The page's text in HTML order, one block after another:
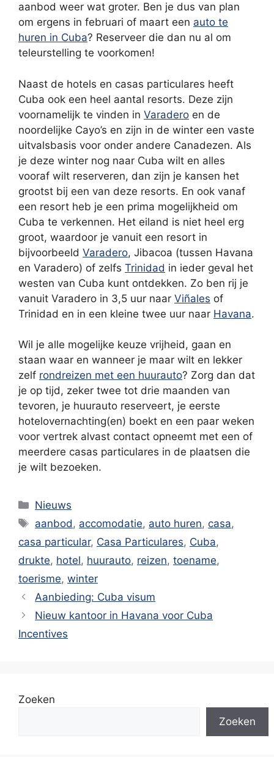
aanbod weer wat groter. Ben je dus van plan
om ergens in februari of maart een auto te
huren in Cuba? Reserveer die dan nu al om
teleurstelling te voorkomen!
Naast de hotels en casas particulares heeft
Cuba ook een heel aantal resorts. Deze zijn
voornamelijk te vinden in Varadero en de
noordelijke Cayo’s en zijn in de winter een vaste
uitvalsbasis voor onder andere Canadezen. Als
je deze winter nog naar Cuba wilt en alles
vooraf wilt reserveren, dan zijn je kansen het
grootst bij een van deze resorts. En ook vanaf
een resort heb je een prima mogelijkheid om
Cuba te verkennen. Het eiland is niet heel erg
groot, waardoor je vanuit een resort in
bijvoorbeeld Varadero, Jibacoa (tussen Havana
en Varadero) of zelfs Trinidad in ieder geval het
westen van Cuba kunt ontdekken. Zo ben rij je
vanuit Varadero in 3,5 uur naar Viñales of
Trinidad en in een kleine twee uur naar Havana.
Wil je alle mogelijke keuze vrijheid, gaan en
staan waar en wanneer je maar wilt en lekker
zelf rondreizen met een huurauto? Zorg dan dat
je op tijd, zeker twee tot drie maanden van
tevoren, je huurauto reserveert, je eerste
hotelovernachting(en) boekt en een paar weken
voor vertrek alvast contact opneemt met een of
meerdere casas particulares in de plaatsen die
je wilt bezoeken.
Categorieën
Nieuws
Tags
aanbod, accomodatie, auto huren,casa,
casa particular, Casa Particulares, Cuba,
drukte, hotel, huurauto, reizen, toename,
toerisme, winter
Aanbieding: Cuba visum
Nieuw kantoor in Havana voor Cuba
Incentives
Zoeken
Zoeken